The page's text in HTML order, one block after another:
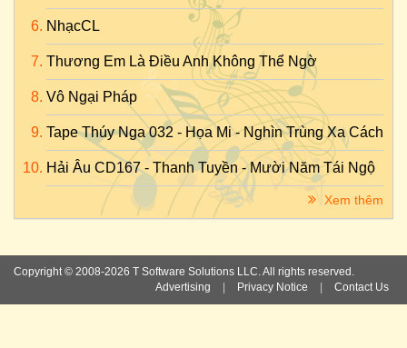
NhạcCL
Thương Em Là Điều Anh Không Thể Ngờ
Vô Ngại Pháp
Tape Thúy Nga 032 - Họa Mi - Nghìn Trùng Xa Cách
Hải Âu CD167 - Thanh Tuyền - Mười Năm Tái Ngộ
Xem thêm
Copyright © 2008-2026 T Software Solutions LLC. All rights reserved.
Advertising
Privacy Notice Contact Us